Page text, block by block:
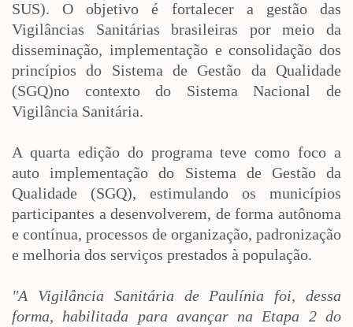
SUS). O objetivo é fortalecer a gestão das
Vigilâncias Sanitárias brasileiras por meio da
disseminação, implementação e consolidação dos
princípios do Sistema de Gestão da Qualidade
(SGQ)no contexto do Sistema Nacional de
Vigilância Sanitária.
A quarta edição do programa teve como foco a
auto implementação do Sistema de Gestão da
Qualidade (SGQ), estimulando os municípios
participantes a desenvolverem, de forma autônoma
e contínua, processos de organização, padronização
e melhoria dos serviços prestados à população.
"A Vigilância Sanitária de Paulínia foi, dessa
forma, habilitada para avançar na Etapa 2 do